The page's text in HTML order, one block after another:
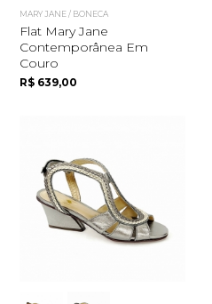
MARY JANE / BONECA
Flat Mary Jane
Contemporânea Em
Couro
R$ 639,00